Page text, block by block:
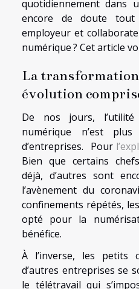
quotidiennement dans
encore de doute tout
employeur et
numérique ? Cet article
La
évolution
De nos jours,
numérique n’est
d’entreprises. Pour
Bien que certains
déjà, d’autres sont
l’avènement du
confinements répétés,
opté pour la
bénéfice.
À l’inverse, les petits
d’autres entreprises se
le télétravail qui